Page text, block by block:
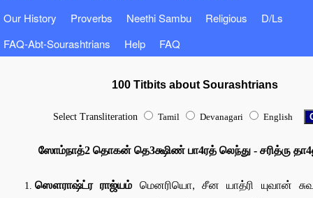
Our History
Proverbs Neethi Sambu Religious
D/Ls
FAQ-Abt-Sourashtrians
Help FAQ
100 Titbits about Sourashtrians
Select Transliteration Tamil Devanagari English
ஸோம்நாத்2 தொகன் தெ3க்ஷிண் பா4ரத் லெந்து - சரித்ரு
ஸௌராஷ்ட்ர ராஜ்யம் மெனரியொ, சீன யாத்ரி யுவான்